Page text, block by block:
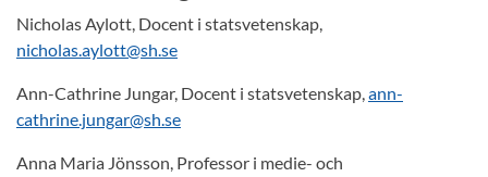
Nicholas Aylott, Docent i statsvetenskap,
nicholas.aylott@sh.se
Ann-Cathrine Jungar, Docent i statsvetenskap,ann-
cathrine.jungar@sh.se
Anna Maria Jönsson, Professor i medie- och